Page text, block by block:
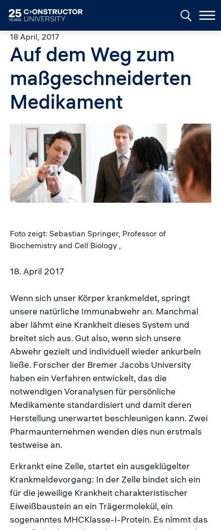
18 April, 2017
Auf dem Weg zum
maßgeschneiderten
Medikament
Image
Foto zeigt: Sebastian Springer, Professor of
Biochemistry and Cell Biology ,
18. April 2017
Wenn sich unser Körper krankmeldet, springt
unsere natürliche Immunabwehr an. Manchmal
aber lähmt eine Krankheit dieses System und
breitet sich aus. Gut also, wenn sich unsere
Abwehr gezielt und individuell wieder ankurbeln
ließe. Forscher der Bremer Jacobs University
haben ein Verfahren entwickelt, das die
notwendigen Voranalysen für persönliche
Medikamente standardisiert und damit deren
Herstellung unerwartet beschleunigen kann. Zwei
Pharmaunternehmen wenden dies nun erstmals
testweise an.
Erkrankt eine Zelle, startet ein ausgeklügelter
Krankmeldevorgang: In der Zelle bindet sich ein
für die jeweilige Krankheit charakteristischer
Eiweißbaustein an ein Trägermolekül, ein
sogenanntes MHCKlasse-I-Protein. Es nimmt das